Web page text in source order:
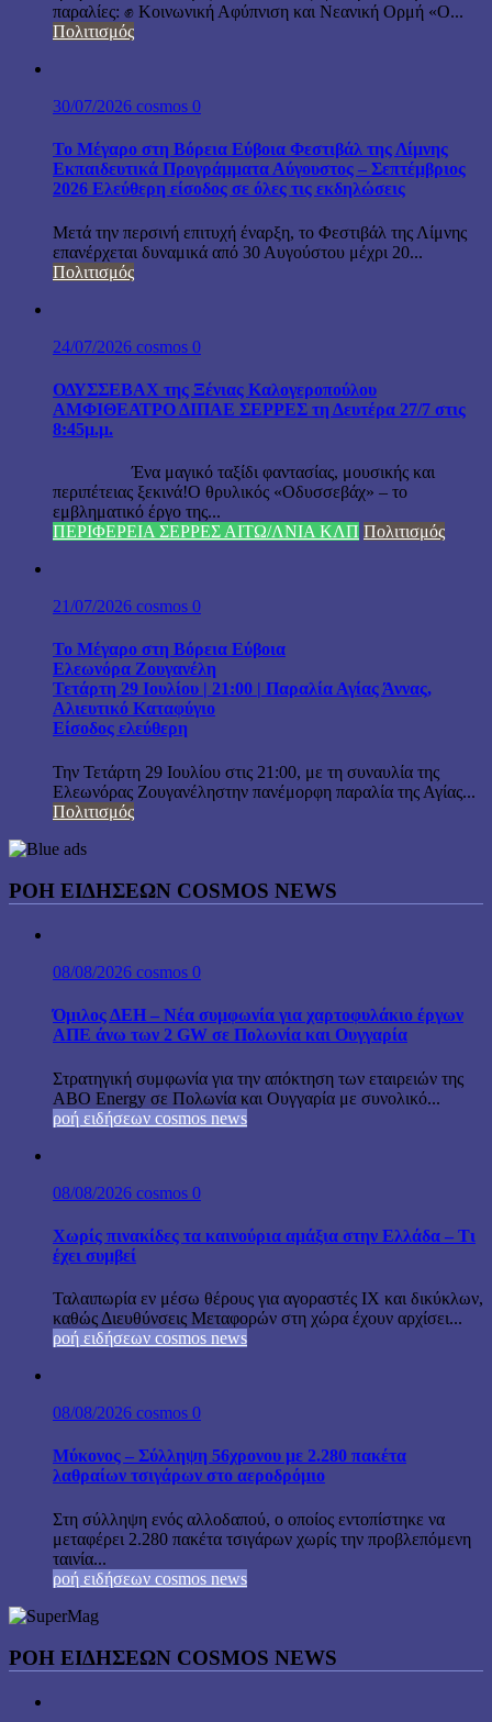
παραλίες: ✊ Κοινωνική Αφύπνιση και Νεανική Ορμή «Ο...
Πολιτισμός
30/07/2026 cosmos 0
Το Μέγαρο στη Βόρεια Εύβοια Φεστιβάλ της Λίμνης
Εκπαιδευτικά Προγράμματα Αύγουστος – Σεπτέμβριος
2026 Ελεύθερη είσοδος σε όλες τις εκδηλώσεις
Μετά την περσινή επιτυχή έναρξη, το Φεστιβάλ της Λίμνης
επανέρχεται δυναμικά από 30 Αυγούστου μέχρι 20...
Πολιτισμός
24/07/2026 cosmos 0
ΟΔΥΣΣΕΒΑΧ της Ξένιας Καλογεροπούλου
ΑΜΦΙΘΕΑΤΡΟ ΔΙΠΑΕ ΣΕΡΡΕΣ τη Δευτέρα 27/7 στις
8:45μ.μ.
Ένα μαγικό ταξίδι φαντασίας, μουσικής και
περιπέτειας ξεκινά!Ο θρυλικός «Οδυσσεβάχ» – το
εμβληματικό έργο της...
ΠΕΡΙΦΕΡΕΙΑ ΣΕΡΡΕΣ ΑΙΤΩ/ΛΝΙΑ ΚΛΠ Πολιτισμός
21/07/2026 cosmos 0
Το Μέγαρο στη Βόρεια Εύβοια
Ελεωνόρα Ζουγανέλη
Τετάρτη 29 Ιουλίου | 21:00 | Παραλία Αγίας Άννας,
Αλιευτικό Καταφύγιο
Είσοδος ελεύθερη
Την Τετάρτη 29 Ιουλίου στις 21:00, με τη συναυλία της
Ελεωνόρας Ζουγανέληστην πανέμορφη παραλία της Αγίας...
Πολιτισμός
ΡΟΗ ΕΙΔΗΣΕΩΝ COSMOS NEWS
08/08/2026 cosmos 0
Όμιλος ΔΕΗ – Νέα συμφωνία για χαρτοφυλάκιο έργων
ΑΠΕ άνω των 2 GW σε Πολωνία και Ουγγαρία
Στρατηγική συμφωνία για την απόκτηση των εταιρειών της
ABO Energy σε Πολωνία και Ουγγαρία με συνολικό...
ροή ειδήσεων cosmos news
08/08/2026 cosmos 0
Χωρίς πινακίδες τα καινούρια αμάξια στην Ελλάδα – Τι
έχει συμβεί
Ταλαιπωρία εν μέσω θέρους για αγοραστές ΙΧ και δικύκλων,
καθώς Διευθύνσεις Μεταφορών στη χώρα έχουν αρχίσει...
ροή ειδήσεων cosmos news
08/08/2026 cosmos 0
Μύκονος – Σύλληψη 56χρονου με 2.280 πακέτα
λαθραίων τσιγάρων στο αεροδρόμιο
Στη σύλληψη ενός αλλοδαπού, ο οποίος εντοπίστηκε να
μεταφέρει 2.280 πακέτα τσιγάρων χωρίς την προβλεπόμενη
ταινία...
ροή ειδήσεων cosmos news
ΡΟΉ ΕΙΔΉΣΕΩΝ COSMOS NEWS